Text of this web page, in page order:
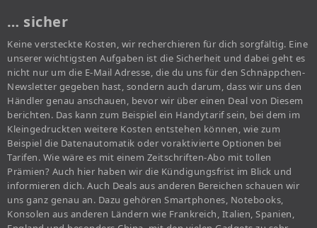
… sicher
Keine versteckte Kosten, wir recherchieren für dich sorgfältig. Eine
unserer wichtigsten Aufgaben ist die Sicherheit und dabei geht es
nicht nur um die E-Mail Adresse, die du uns für den Schnäppchen-
Newsletter gegeben hast, sondern auch darum, dass wir uns den
Händler genau anschauen, bevor wir über einen Deal von Diesem
berichten. Das kann zum Beispiel ein Handytarif sein, bei dem im
Kleingedruckten weitere Kosten entstehen können, wie zum
Beispiel die Datenautomatik oder voraktivierte Optionen bei
Tarifen. Wie wäre es mit einem Zeitschriften-Abo mit tollen
Prämien? Auch hier haben wir die Kündigungsfrist im Blick und
informieren dich. Auch Deals aus anderen Bereichen schauen wir
uns ganz genau an. Dazu gehören Smartphones, Notebooks,
Konsolen aus anderen Ländern wie Frankreich, Italien, Spanien,